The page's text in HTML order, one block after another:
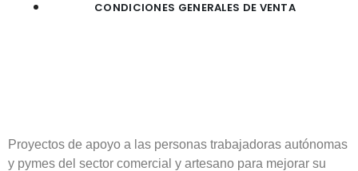
CONDICIONES GENERALES DE VENTA
Proyectos de apoyo a las personas trabajadoras autónomas
y pymes del sector comercial y artesano para mejorar su